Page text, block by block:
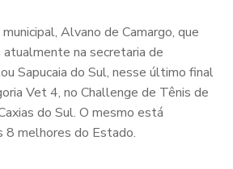
Alvano de Camargo, que
atualmente na secretaria de
Sapucaia do Sul, nesse último final
Vet 4, no Challenge de Tênis de
do Sul. O mesmo está
8 melhores do Estado.